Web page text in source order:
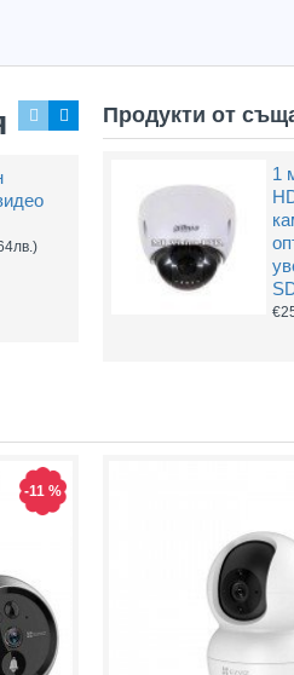
Hot
Продукти от
1
-11 %